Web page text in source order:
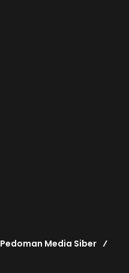
Pedoman Media Siber